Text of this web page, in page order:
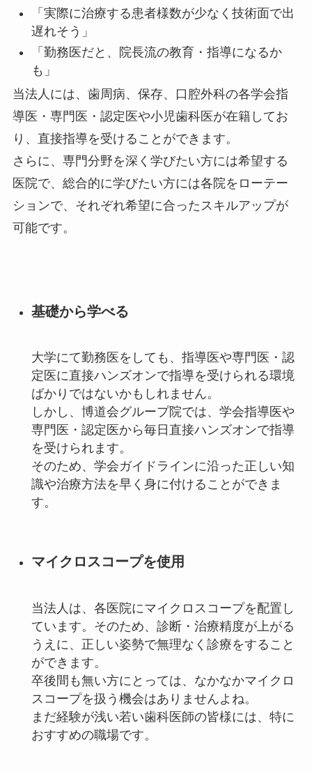
「実際に治療する患者様数が少なく 技術面で出
遅れそう 」
「勤務医だと、
院長流の教育・指導になるか
も」
当法人には、歯周病、保存、口腔外科の各学会指
導医・専門医・認定医や小児歯科医が在籍してお
り、直接指導を受けることができます。
さらに、専門分野を深く学びたい方には希望する
医院で、総合的に学びたい方には各院をローテー
ションで、それぞれ希望に合ったスキルアップが
可能です。
基礎から学べる
大学にて勤務医をしても、指導医や専門医・認
定医に直接ハンズオンで指導を受けられる環境
ばかりではないかもしれません。
しかし、博道会グループ院では、 学会指導医や
専門医・認定医から毎日直接ハンズオンで指導
を受けられます。
そのため、学会ガイドラインに沿った正しい知
識や治療方法を早く身に付けることができま
す。
マイクロスコープを使用
当法人は、各医院にマイクロスコープを配置し
ています。そのため、 診断・治療精度が上がる
うえに、正しい姿勢で無理なく診療をすること
ができます。
卒後間も無い方にとっては、なかなかマイクロ
スコープを扱う機会はありませんよね。
まだ経験が浅い若い歯科医師の皆様には、特に
おすすめの職場です。